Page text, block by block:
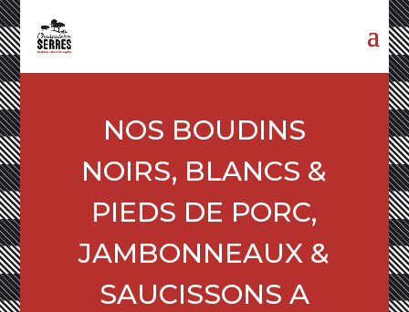
NOS BOUDINS
NOIRS, BLANCS &
PIEDS DE PORC,
JAMBONNEAUX &
SAUCISSONS A